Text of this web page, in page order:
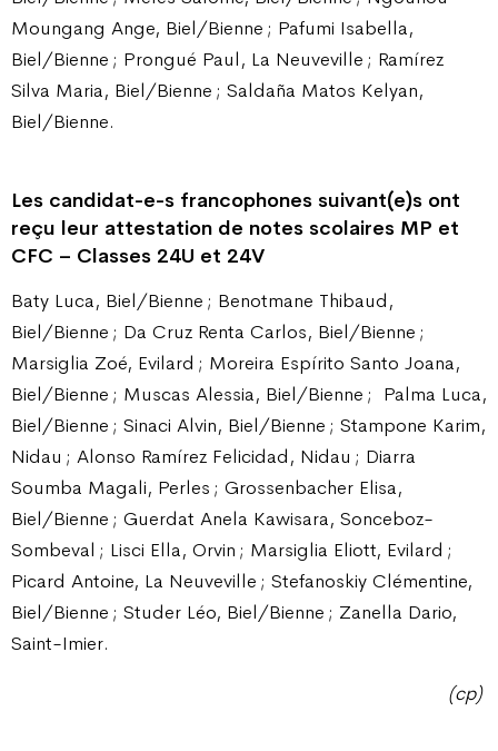
Moungang Ange, Biel/Bienne ; Pafumi Isabella,
Biel/Bienne ; Prongué Paul, La Neuveville ; Ramírez
Silva Maria, Biel/Bienne ; Saldaña Matos Kelyan,
Biel/Bienne.
Les candidat-e-s francophones suivant(e)s ont
reçu leur attestation de notes scolaires MP et
CFC – Classes 24U et 24V
Baty Luca, Biel/Bienne ; Benotmane Thibaud,
Biel/Bienne ; Da Cruz Renta Carlos, Biel/Bienne ;
Marsiglia Zoé, Evilard ; Moreira Espírito Santo Joana,
Biel/Bienne ; Muscas Alessia, Biel/Bienne ; Palma Luca,
Biel/Bienne ; Sinaci Alvin, Biel/Bienne ; Stampone Karim,
Nidau ; Alonso Ramírez Felicidad, Nidau ; Diarra
Soumba Magali, Perles ; Grossenbacher Elisa,
Biel/Bienne ; Guerdat Anela Kawisara, Sonceboz-
Sombeval ; Lisci Ella, Orvin ; Marsiglia Eliott, Evilard ;
Picard Antoine, La Neuveville ; Stefanoskiy Clémentine,
Biel/Bienne ; Studer Léo, Biel/Bienne ; Zanella Dario,
Saint-Imier.
(cp)